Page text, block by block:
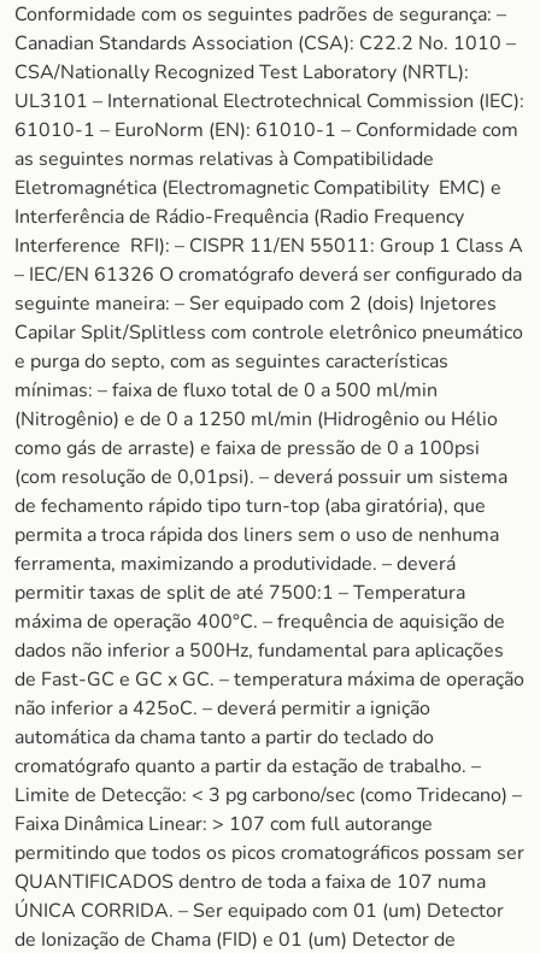
Conformidade com os seguintes padrões de segurança: –
Canadian Standards Association (CSA): C22.2 No. 1010 –
CSA/Nationally Recognized Test Laboratory (NRTL):
UL3101 – International Electrotechnical Commission (IEC):
61010-1 – EuroNorm (EN): 61010-1 – Conformidade com
as seguintes normas relativas à Compatibilidade
Eletromagnética (Electromagnetic Compatibility  EMC) e
Interferência de Rádio-Frequência (Radio Frequency
Interference  RFI): – CISPR 11/EN 55011: Group 1 Class A
– IEC/EN 61326 O cromatógrafo deverá ser configurado da
seguinte maneira: – Ser equipado com 2 (dois) Injetores
Capilar Split/Splitless com controle eletrônico pneumático
e purga do septo, com as seguintes características
mínimas: – faixa de fluxo total de 0 a 500 ml/min
(Nitrogênio) e de 0 a 1250 ml/min (Hidrogênio ou Hélio
como gás de arraste) e faixa de pressão de 0 a 100psi
(com resolução de 0,01psi). – deverá possuir um sistema
de fechamento rápido tipo turn-top (aba giratória), que
permita a troca rápida dos liners sem o uso de nenhuma
ferramenta, maximizando a produtividade. – deverá
permitir taxas de split de até 7500:1 – Temperatura
máxima de operação 400°C. – frequência de aquisição de
dados não inferior a 500Hz, fundamental para aplicações
de Fast-GC e GC x GC. – temperatura máxima de operação
não inferior a 425oC. – deverá permitir a ignição
automática da chama tanto a partir do teclado do
cromatógrafo quanto a partir da estação de trabalho. –
Limite de Detecção: < 3 pg carbono/sec (como Tridecano) –
Faixa Dinâmica Linear: > 107 com full autorange
permitindo que todos os picos cromatográficos possam ser
QUANTIFICADOS dentro de toda a faixa de 107 numa
ÚNICA CORRIDA. – Ser equipado com 01 (um) Detector
de Ionização de Chama (FID) e 01 (um) Detector de